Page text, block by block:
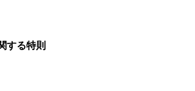
する特則